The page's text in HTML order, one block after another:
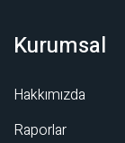
Kurumsal
Hakkımızda
Raporlar